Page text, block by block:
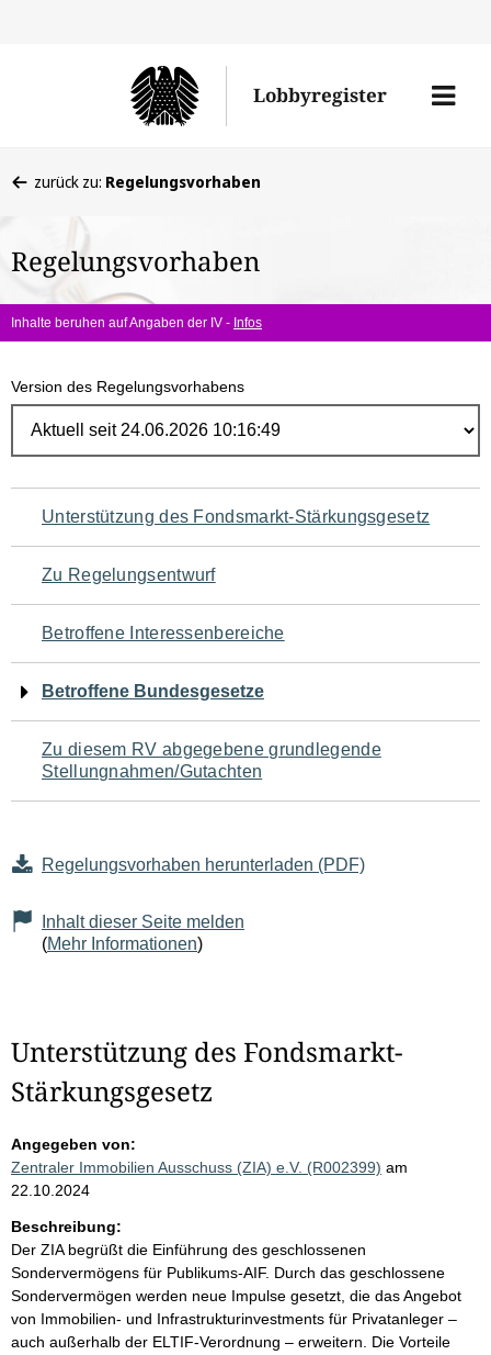
Lobbyregister
Menü
befinden
hier:
zurück zu: Regelungsvorhaben
Regelungsvorhaben
Inhalte beruhen auf Angaben der IV - Infos
Version des Regelungsvorhabens
Navigation
für
den
Seiteninhalt
Unterstützung des Fondsmarkt-Stärkungsgesetz
Zu Regelungsentwurf
Betroffene Interessenbereiche
Betroffene Bundesgesetze
Zu diesem RV abgegebene grundlegende
Stellungnahmen/Gutachten
Regelungsvorhaben herunterladen (PDF)
Inhalt dieser Seite melden
(Mehr Informationen)
Unterstützung des Fondsmarkt-
Stärkungsgesetz
Angegeben von:
Zentraler Immobilien Ausschuss (ZIA) e.V. (R002399) am
22.10.2024
Beschreibung:
Der ZIA begrüßt die Einführung des geschlossenen
Sondervermögens für Publikums-AIF. Durch das geschlossene
Sondervermögen werden neue Impulse gesetzt, die das Angebot
von Immobilien- und Infrastrukturinvestments für Privatanleger –
auch außerhalb der ELTIF-Verordnung – erweitern. Die Vorteile